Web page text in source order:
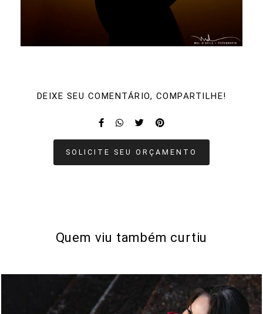
DEIXE SEU COMENTÁRIO, COMPARTILHE!
SOLICITE SEU ORÇAMENTO
Quem viu também curtiu